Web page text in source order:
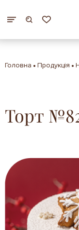
Головна Продукція
Торт